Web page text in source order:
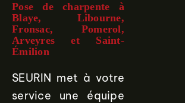
Pose de charpente à
Blaye, Libourne,
Fronsac, Pomerol,
Arveyres et Saint-
Émilion
SEURIN met à votre
service une équipe